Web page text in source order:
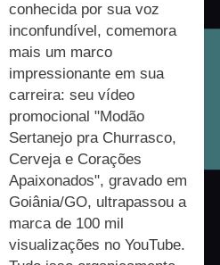
conhecida por sua voz
inconfundível, comemora
mais um marco
impressionante em sua
carreira: seu vídeo
promocional "Modão
Sertanejo pra Churrasco,
Cerveja e Corações
Apaixonados", gravado em
Goiânia/GO, ultrapassou a
marca de 100 mil
visualizações no YouTube.